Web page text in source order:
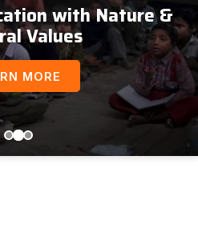
with Nature &
Values
MORE